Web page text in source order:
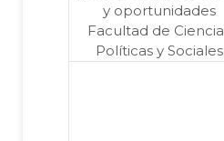
y oportunidades
Facultad de
Políticas y Sociales